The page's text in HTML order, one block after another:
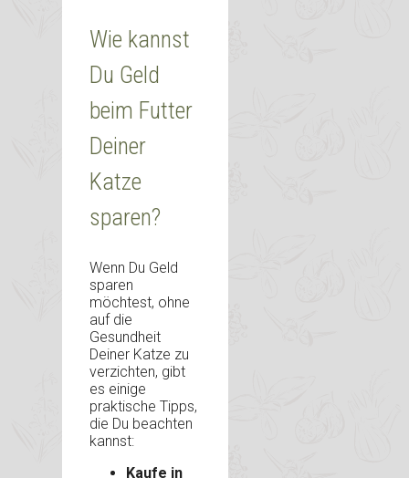
Wie kannst
Du Geld
beim Futter
Deiner
Katze
sparen?
Wenn Du Geld
sparen
möchtest, ohne
auf die
Gesundheit
Deiner Katze zu
verzichten, gibt
es einige
praktische Tipps,
die Du beachten
kannst:
Kaufe in